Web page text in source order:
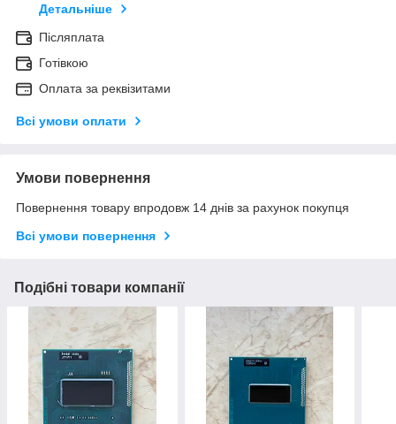
Детальніше
Післяплата
Готівкою
Оплата за реквізитами
Всі умови оплати
Умови повернення
Повернення товару впродовж 14 днів за рахунок покупця
Всі умови повернення
Подібні товари компанії